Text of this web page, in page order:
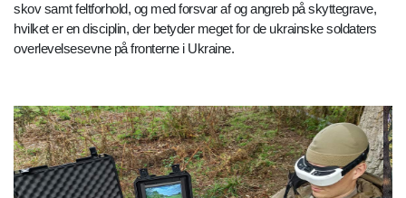
skov samt feltforhold, og med forsvar af og angreb på skyttegrave,
hvilket er en disciplin, der betyder meget for de ukrainske soldaters
overlevelsesevne på fronterne i Ukraine.